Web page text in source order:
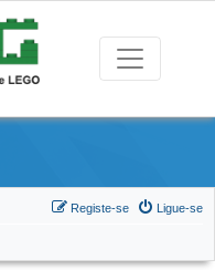
Ligue-se
Registe-se